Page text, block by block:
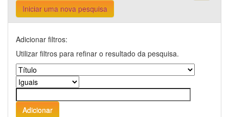
Iniciar uma nova pesquisa
Adicionar filtros:
Utilizar filtros para refinar o resultado da pesquisa.